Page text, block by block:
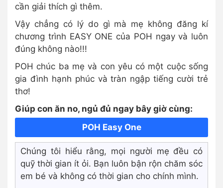
cần giải thích gì thêm.
Vậy chẳng có lý do gì mà mẹ không đăng kí
chương trình EASY ONE của POH ngay và luôn
đúng không nào!!!
POH chúc ba mẹ và con yêu có một cuộc sống
gia đình hạnh phúc và tràn ngập tiếng cười trẻ
thơ!
Giúp con ăn no, ngủ đủ ngay bây giờ cùng:
POH Easy One
Chúng tôi hiểu rằng, mọi người mẹ đều có
quỹ thời gian ít ỏi. Bạn luôn bận rộn chăm sóc
em bé và không có thời gian cho chính mình.